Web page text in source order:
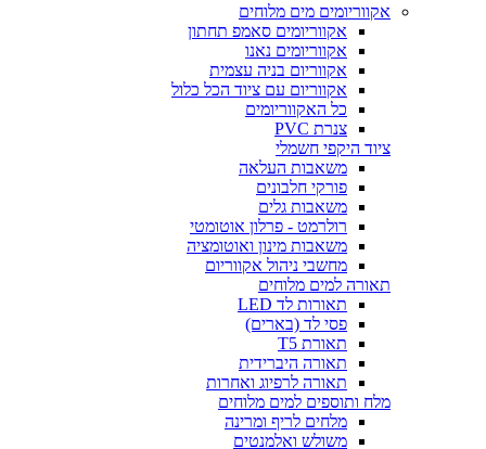
אקווריומים מים מלוחים
אקווריומים סאמפ תחתון
אקווריומים נאנו
אקווריום בניה עצמית
אקווריום עם ציוד הכל כלול
כל האקווריומים
צנרת PVC
ציוד היקפי חשמלי
משאבות העלאה
פורקי חלבונים
משאבות גלים
רולרמט - פרלון אוטומטי
משאבות מינון ואוטומציה
מחשבי ניהול אקווריום
תאורה למים מלוחים
תאורות לד LED
פסי לד (בארים)
תאורת T5
תאורה היברידית
תאורה לרפיוג ואחרות
מלח ותוספים למים מלוחים
מלחים לריף ומרינה
משולש ואלמנטים